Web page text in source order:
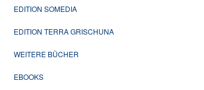
EDITION SOMEDIA
EDITION TERRA GRISCHUNA
WEITERE BÜCHER
EBOOKS